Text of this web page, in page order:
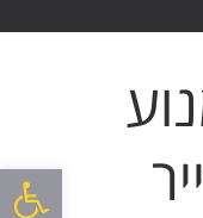
פתח